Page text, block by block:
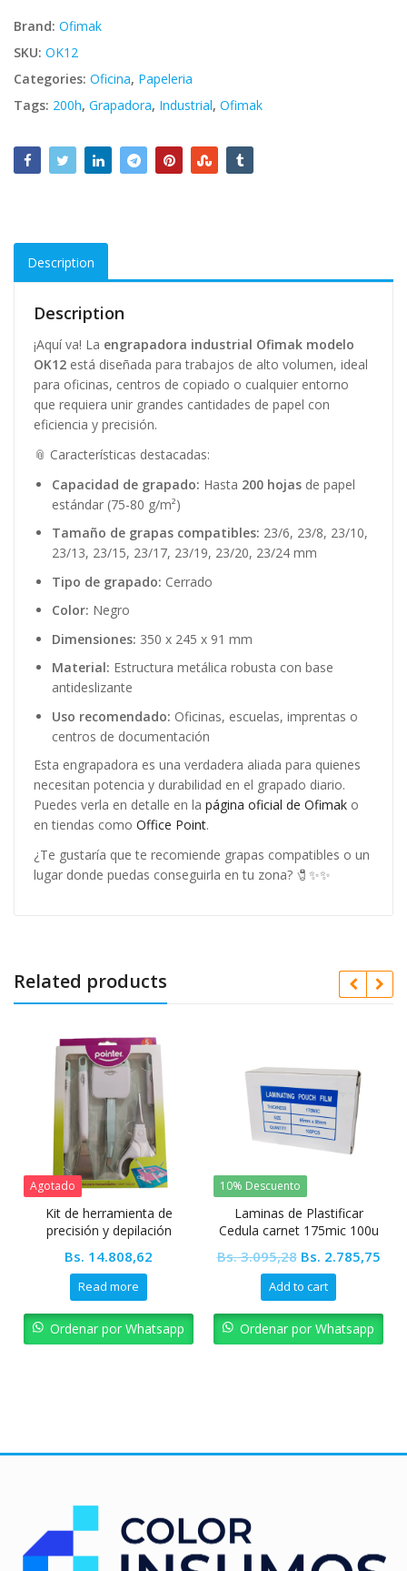
Brand: Ofimak
SKU: OK12
Categories: Oficina, Papeleria
Tags: 200h, Grapadora, Industrial, Ofimak
Description
Description
¡Aquí va! La engrapadora industrial Ofimak modelo
OK12 está diseñada para trabajos de alto volumen, ideal
para oficinas, centros de copiado o cualquier entorno
que requiera unir grandes cantidades de papel con
eficiencia y precisión.
📎 Características destacadas:
Capacidad de grapado: Hasta 200 hojas de papel
estándar (75-80 g/m²)
Tamaño de grapas compatibles: 23/6, 23/8, 23/10,
23/13, 23/15, 23/17, 23/19, 23/20, 23/24 mm
Tipo de grapado: Cerrado
Color: Negro
Dimensiones: 350 x 245 x 91 mm
Material: Estructura metálica robusta con base
antideslizante
Uso recomendado: Oficinas, escuelas, imprentas o
centros de documentación
Esta engrapadora es una verdadera aliada para quienes
necesitan potencia y durabilidad en el grapado diario.
Puedes verla en detalle en la página oficial de Ofimak o
en tiendas como Office Point.
¿Te gustaría que te recomiende grapas compatibles o un
lugar donde puedas conseguirla en tu zona? 🧷✨✨
Related products
Agotado
Kit de herramienta de
precisión y depilación
Bs. 14.808,62
Read more
Ordenar por Whatsapp
10% Descuento
Laminas de Plastificar
Cedula carnet 175mic 100u
Bs.3.095,28 Original
price
was:
Bs. 3.095,28.
Bs. 2.785,75
Bs.
Add to cart
Ordenar por Whatsapp